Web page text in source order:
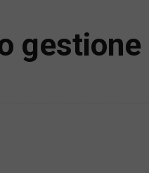
gestione